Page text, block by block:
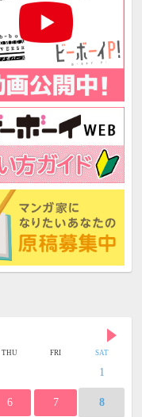
THU FRI SAT
1
6 7 8